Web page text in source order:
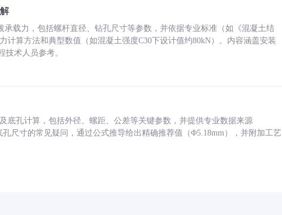
载力，包括螺杆直径、钻孔尺寸等参数，并依据专业标准（如《混凝土结
计算方法和典型数值（如混凝土强度C30下设计值约80kN）。内容涵盖安装
技术人员参考。
底孔计算，包括外径、螺距、公差等关键参数，并提供专业数据来源
孔尺寸的常见疑问，通过公式推导给出精确推荐值（Φ5.18mm），并附加工艺